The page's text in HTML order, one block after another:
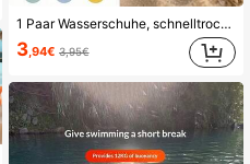
1 Paar Wasserschuhe, schnelltrocknende rutschfeste Barfußsocken für Schwimmen, Strand, Yoga, Sport, Pool, Camping, geeignet für Herren, Damen, Jugendliche (Größe fällt klein aus, bitte 1-2 Größen größer bestellen)
3,94€ 3,95€